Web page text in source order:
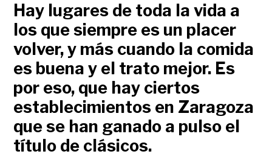
Hay lugares de toda la vida a
los que siempre es un placer
volver, y más cuando la comida
es buena y el trato mejor. Es
por eso, que hay ciertos
establecimientos en Zaragoza
que se han ganado a pulso el
título de clásicos.